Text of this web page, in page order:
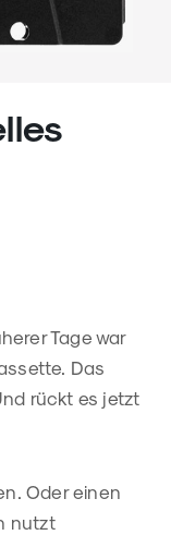
Tage war
Das
rückt es jetzt
Oder einen
nutzt